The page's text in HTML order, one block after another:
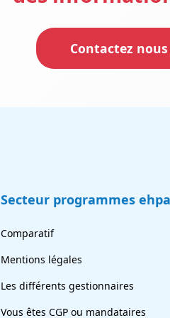
Contactez nous
Secteur programmes
Comparatif
Mentions légales
Les différents gestionnaires
Vous êtes CGP ou mandataires